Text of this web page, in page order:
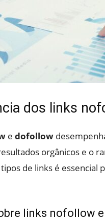
dos links
e dofollow
orgânicos e o
de links é
links nofollow